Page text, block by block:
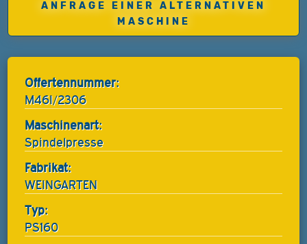
ANFRAGE EINER ALTERNATIVEN
MASCHINE
Offertennummer:
M46I/2306
Maschinenart:
Spindelpresse
Fabrikat:
WEINGARTEN
Typ:
PS160